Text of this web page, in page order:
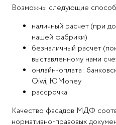
Возможны следующие
наличный расчет (при
нашей фабрики)
безналичный расчет
выставленному нами
онлайн-оплата:
Qiwi, ЮMoney
рассрочка
Качество фасадов МДФ
нормативно-правовых